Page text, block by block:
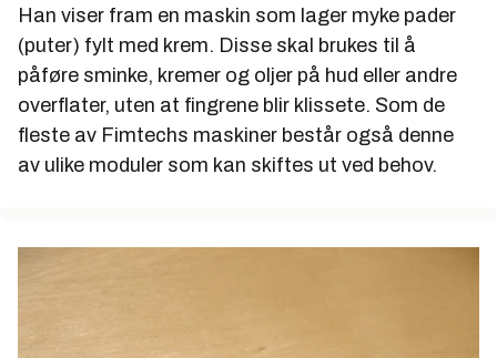
Han viser fram en maskin som lager myke pader
(puter) fylt med krem. Disse skal brukes til å
påføre sminke, kremer og oljer på hud eller andre
overflater, uten at fingrene blir klissete. Som de
fleste av Fimtechs maskiner består også denne
av ulike moduler som kan skiftes ut ved behov.